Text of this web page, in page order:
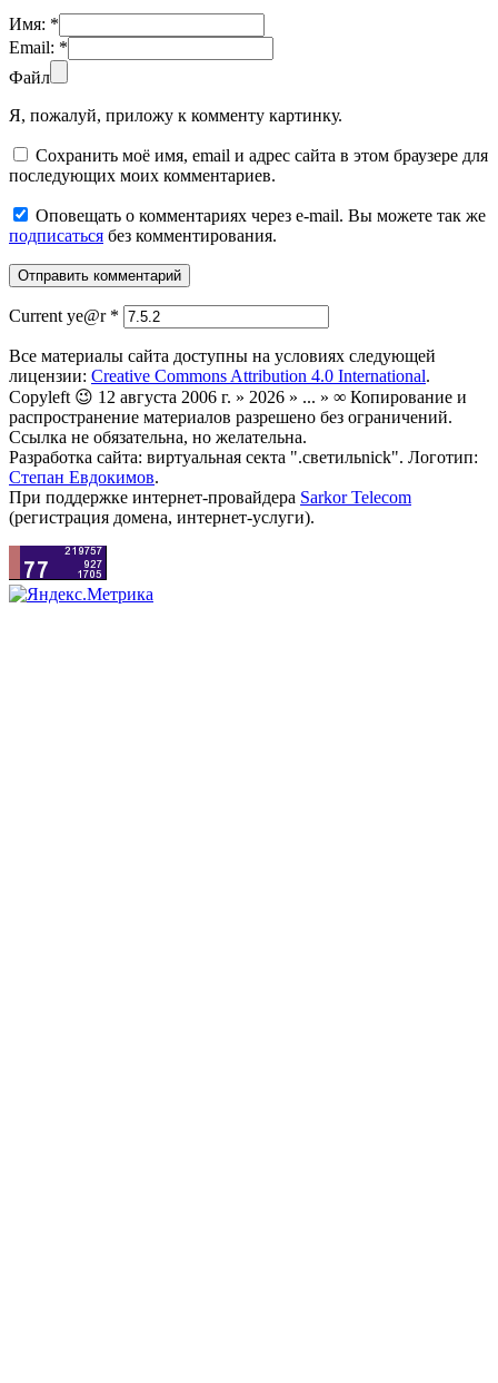
Имя: *
Email: *
Файл
Я, пожалуй, приложу к комменту картинку.
Сохранить моё имя, email и адрес сайта в этом браузере для
последующих моих комментариев.
Оповещать о комментариях через e-mail. Вы можете так же
подписаться без комментирования.
Current ye@r *
Все материалы сайта доступны на условиях следующей
лицензии: Creative Commons Attribution 4.0 International.
Copyleft 😉 12 августа 2006 г. » 2026 » ... » ∞ Копирование и
распространение материалов разрешено без ограничений.
Ссылка не обязательна, но желательна.
Разработка сайта: виртуальная секта ".светильnick". Логотип:
Степан Евдокимов.
При поддержке интернет-провайдера Sarkor Telecom
(регистрация домена, интернет-услуги).